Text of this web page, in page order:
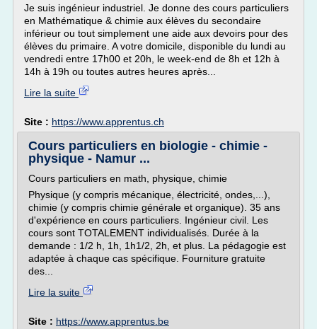
Je suis ingénieur industriel. Je donne des cours particuliers
en Mathématique & chimie aux élèves du secondaire
inférieur ou tout simplement une aide aux devoirs pour des
élèves du primaire. A votre domicile, disponible du lundi au
vendredi entre 17h00 et 20h, le week-end de 8h et 12h à
14h à 19h ou toutes autres heures après...
Lire la suite
Site : https://www.apprentus.ch
Cours particuliers en biologie - chimie -
physique - Namur ...
Cours particuliers en math, physique, chimie
Physique (y compris mécanique, électricité, ondes,...),
chimie (y compris chimie générale et organique). 35 ans
d'expérience en cours particuliers. Ingénieur civil. Les
cours sont TOTALEMENT individualisés. Durée à la
demande : 1/2 h, 1h, 1h1/2, 2h, et plus. La pédagogie est
adaptée à chaque cas spécifique. Fourniture gratuite
des...
Lire la suite
Site : https://www.apprentus.be